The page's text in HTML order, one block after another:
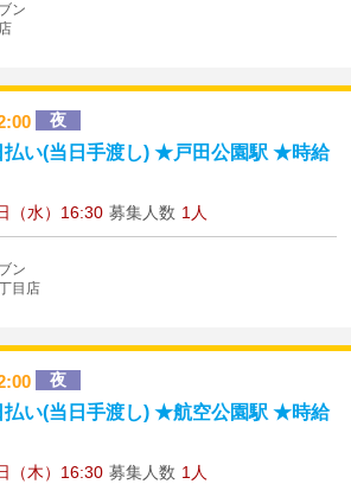
ン
夜
い(当日手渡し) ★戸田公園駅 ★時給
（水）16:30 募集人数 1人
ン
目店
夜
い(当日手渡し) ★航空公園駅 ★時給
（木）16:30 募集人数 1人